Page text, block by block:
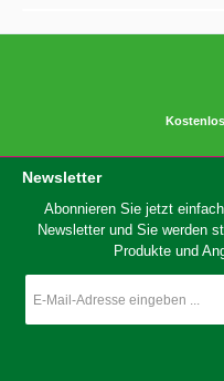
Newsletter
Abonnieren Sie jetzt
Newsletter und Sie werden
Produkte und
Mail-
*